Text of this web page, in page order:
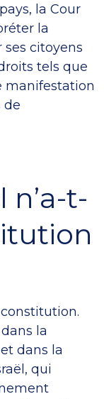
la Cour
la
citoyens
tels que
manifestation
de
n’a-t-
la
dans la
qui